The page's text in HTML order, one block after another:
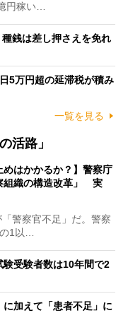
円稼い…
銭は差し押さえを免れ
5万円超の延滞税が積み
一覧を見る
活路」
めはかかるか？】警察庁
組織の構造改革」 実
警察官不足」だ。警察
1以…
験受験者数は10年間で2
に加えて「患者不足」に